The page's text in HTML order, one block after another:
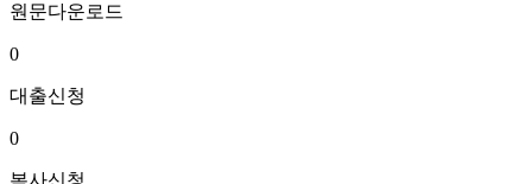
원문다운로드
0
대출신청
0
복사신청